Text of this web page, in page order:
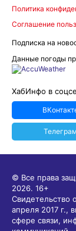
Политика
Соглашение
Подписка на
Данные погоды
ХабИнфо в
Телеграм
© Все права
2026. 16+
апреля 2017 г.,
сфере связи,